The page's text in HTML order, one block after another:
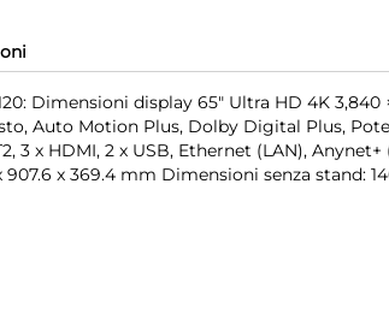
Dimensioni display 65" Ultra HD 4K 3,840
Auto Motion Plus, Dolby Digital Plus,
3 x HDMI, 2 x USB, Ethernet (LAN), Anynet+
x 369.4 mm Dimensioni senza stand: